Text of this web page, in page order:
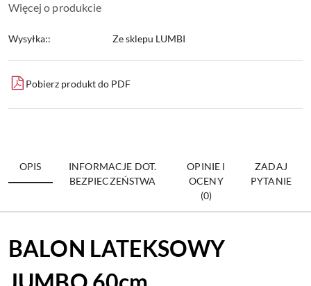
Więcej o produkcie
Wysyłka:: Ze sklepu LUMBI
Pobierz produkt do PDF
OPIS
INFORMACJE DOT.
BEZPIECZEŃSTWA
OPINIE I
OCENY
(0)
ZADAJ
PYTANIE
BALON LATEKSOWY